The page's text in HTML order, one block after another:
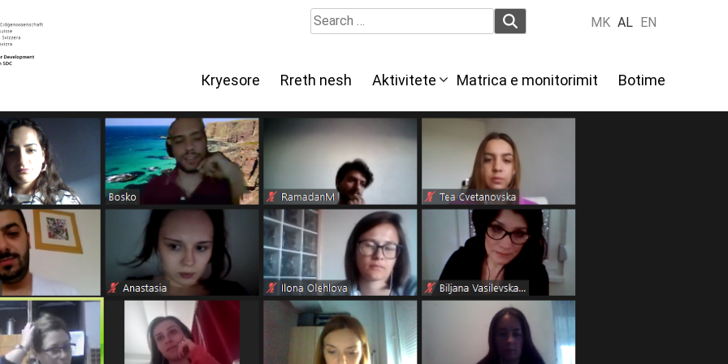
Search
for:
MK AL EN
Кryesore Rreth nesh Aktivitete Мatrica e monitorimit Botime